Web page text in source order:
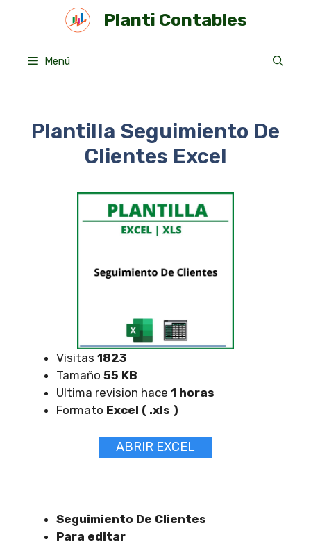
Planti Contables
Menú
Plantilla Seguimiento De
Clientes Excel
Visitas 1823
Tamaño 55 KB
Ultima revision hace 1 horas
Formato Excel ( .xls )
ABRIR EXCEL
Seguimiento De Clientes
Para editar